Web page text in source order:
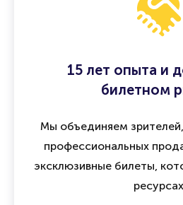
15 лет опыта и
билетном
Мы объединяем
профессиональных
эксклюзивные билеты,
ресурсах